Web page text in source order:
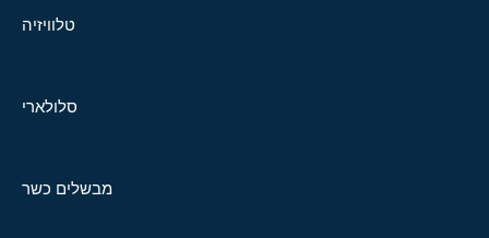
טלוויזיה
סלולארי
מבשלים כשר